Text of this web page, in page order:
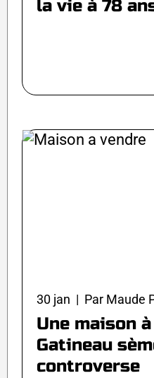
la vie à 78
30 jan | Par Maude
Une maison
Gatineau
controverse